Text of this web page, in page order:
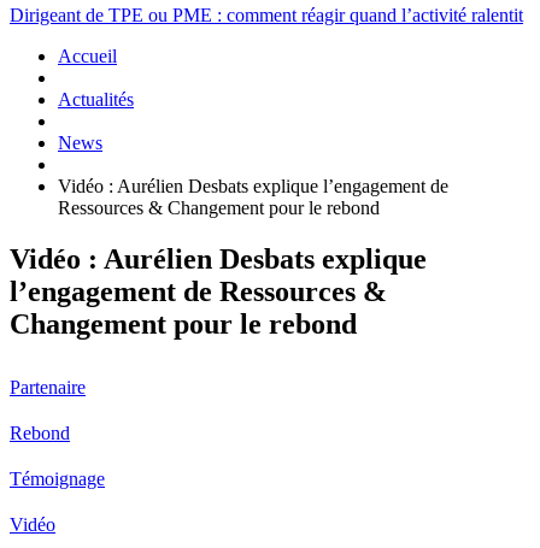
Dirigeant de TPE ou PME : comment réagir quand l’activité ralentit
Accueil
Actualités
News
Vidéo : Aurélien Desbats explique l’engagement de
Ressources & Changement pour le rebond
Vidéo : Aurélien Desbats explique
l’engagement de Ressources &
Changement pour le rebond
Partenaire
Rebond
Témoignage
Vidéo